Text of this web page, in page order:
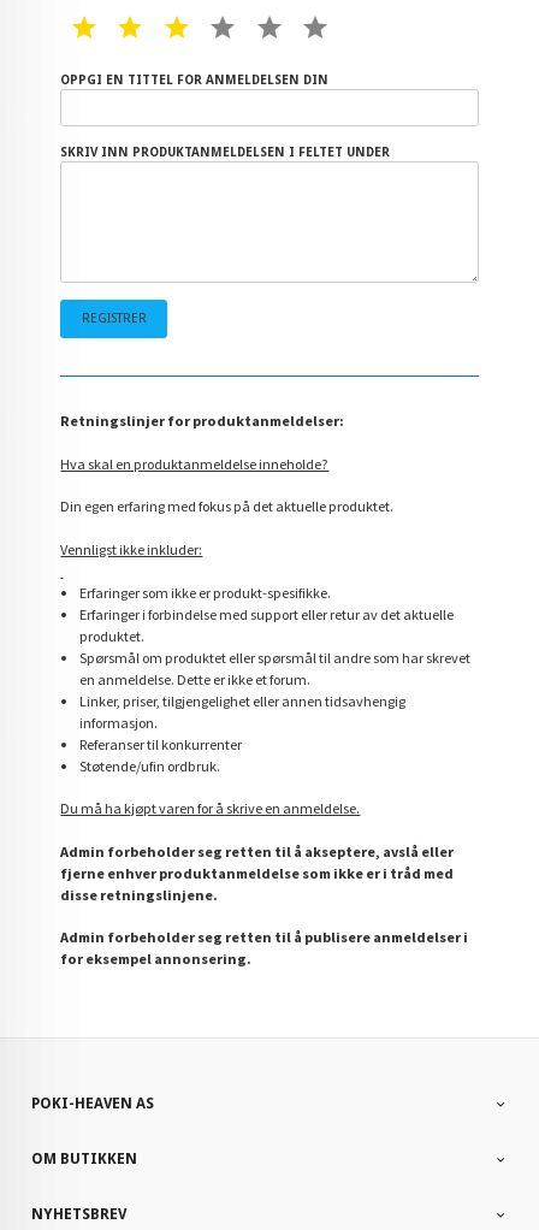
1 STAR2 STAR3 STAR4 STAR5 STAR
OPPGI EN TITTEL FOR ANMELDELSEN DIN
SKRIV INN PRODUKTANMELDELSEN I FELTET UNDER
Retningslinjer for produktanmeldelser:
Hva skal en produktanmeldelse inneholde?
Din egen erfaring med fokus på det aktuelle produktet.
Vennligst ikke inkluder:
Erfaringer som ikke er produkt-spesifikke.
Erfaringer i forbindelse med support eller retur av det aktuelle
produktet.
Spørsmål om produktet eller spørsmål til andre som har skrevet
en anmeldelse. Dette er ikke et forum.
Linker, priser, tilgjengelighet eller annen tidsavhengig
informasjon.
Referanser til konkurrenter
Støtende/ufin ordbruk.
Du må ha kjøpt varen for å skrive en anmeldelse.
Admin forbeholder seg retten til å akseptere, avslå eller
fjerne enhver produktanmeldelse som ikke er i tråd med
disse retningslinjene.
Admin forbeholder seg retten til å publisere anmeldelser i
for eksempel annonsering.
POKI-HEAVEN AS
OM BUTIKKEN
NYHETSBREV